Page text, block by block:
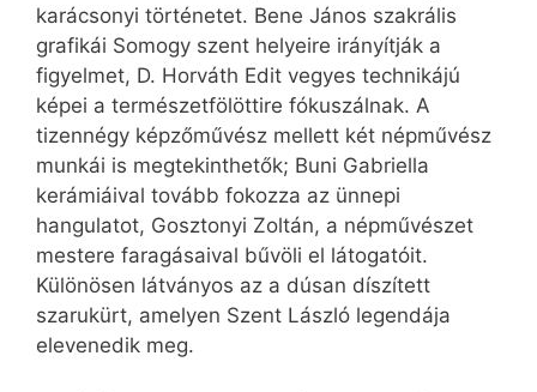
karácsonyi történetet. Bene János szakrális
grafikái Somogy szent helyeire irányítják a
figyelmet, D. Horváth Edit vegyes technikájú
képei a természetfölöttire fókuszálnak. A
tizennégy képzőművész mellett két népművész
munkái is megtekinthetők; Buni Gabriella
kerámiáival tovább fokozza az ünnepi
hangulatot, Gosztonyi Zoltán, a népművészet
mestere faragásaival bűvöli el látogatóit.
Különösen látványos az a dúsan díszített
szarukürt, amelyen Szent László legendája
elevenedik meg.